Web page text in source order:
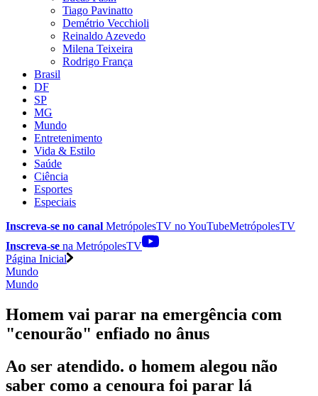
Tiago Pavinatto
Demétrio Vecchioli
Reinaldo Azevedo
Milena Teixeira
Rodrigo França
Brasil
DF
SP
MG
Mundo
Entretenimento
Vida & Estilo
Saúde
Ciência
Esportes
Especiais
Inscreva-se no canal MetrópolesTV noYouTubeMetrópolesTV
Inscreva-se na MetrópolesTV
Página Inicial
Mundo
Mundo
Homem vai parar na emergência com
"cenourão" enfiado no ânus
Ao ser atendido. o homem alegou não
saber como a cenoura foi parar lá